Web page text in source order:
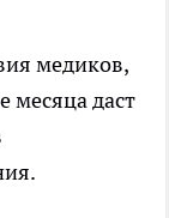
медиков,
месяца даст